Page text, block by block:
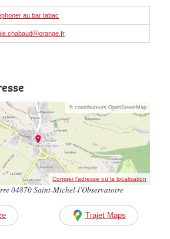
au bar tabac
© contributeurs OpenStreetMap
Corriger l’adresse ou la localisation
04870 Saint-Michel-l'Observatoire
Trajet Maps